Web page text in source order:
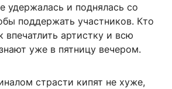
удержалась и поднялась со
поддержать участников. Кто
впечатлить артистку и всю
уже в пятницу вечером.
страсти кипят не хуже,